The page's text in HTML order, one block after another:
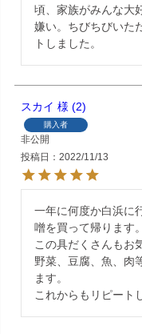
頃、家族がみんな大
嫌い。ちびちびいた
トしました。
スカイ 2
購入者
非公開
投稿日
2022/11/13
一年に何度か白浜に
噌を買って帰ります。
この具だくさんもお
野菜、豆腐、魚、肉
ます。
これからもリピート